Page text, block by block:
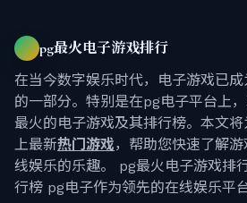
pg最火电子游戏排行
在当今数字娱乐时代，电子游戏已
的一部分。特别是在pg电子平台上
最火的电子游戏及其排行榜。本文
上最新热门游戏，帮助您快速了解
线娱乐的乐趣。 pg最火电子游戏排
行榜 pg电子作为领先的在线娱乐平台